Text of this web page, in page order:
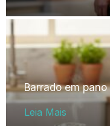
Barrado em
Leia Mais